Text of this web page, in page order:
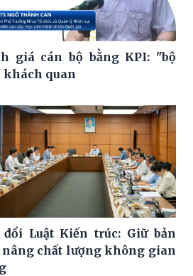
giá cán bộ bằng KPI: "bộ
khách quan
đổi Luật Kiến trúc: Giữ bản
nâng chất lượng không gian